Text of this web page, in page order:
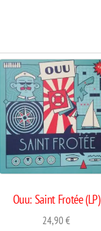
Ouu: Saint Frotée (LP)
24,90€